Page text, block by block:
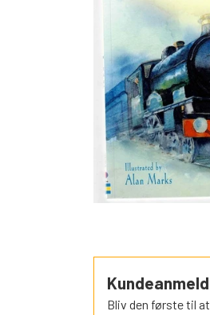
NYHEDER
Bliv den første til